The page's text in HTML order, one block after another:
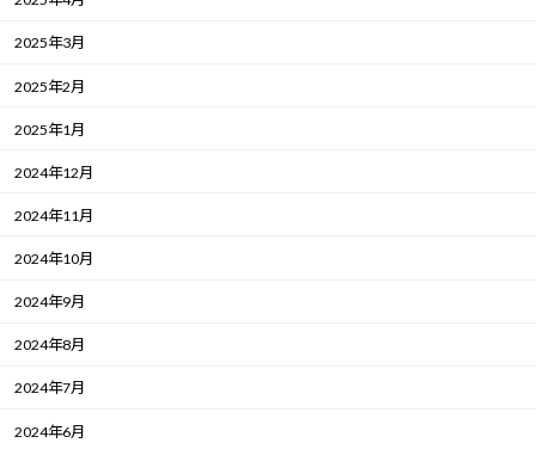
2025年3月
2025年2月
2025年1月
2024年12月
2024年11月
2024年10月
2024年9月
2024年8月
2024年7月
2024年6月